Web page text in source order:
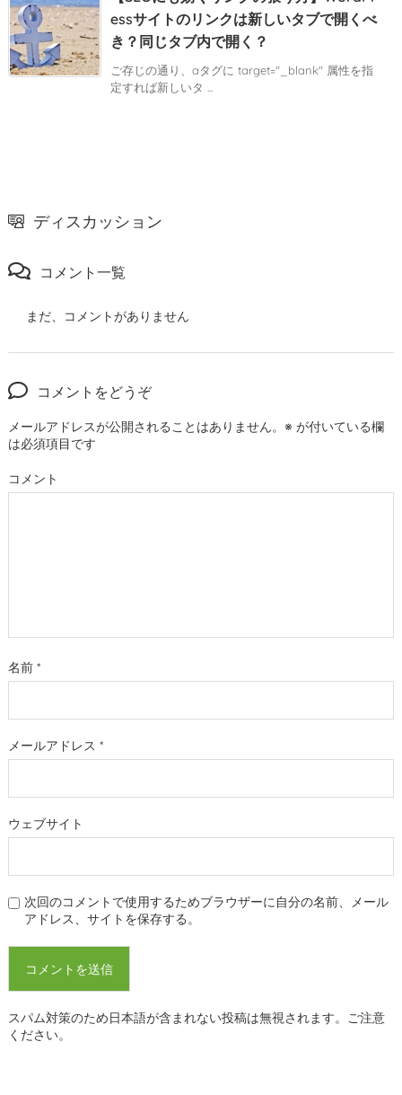
essサイトのリンクは新しいタブで開くべ
き？同じタブ内で開く？
ご存じの通り、aタグに target="_blank" 属性を指
定すれば新しいタ ...
ディスカッション
コメント一覧
まだ、コメントがありません
コメントをどうぞ
メールアドレスが公開されることはありません。 ※ が付いている欄
は必須項目です
コメント
名前 *
メールアドレス *
ウェブサイト
次回のコメントで使用するためブラウザーに自分の名前、メール
アドレス、サイトを保存する。
スパム対策のため日本語が含まれない投稿は無視されます。ご注意
ください。